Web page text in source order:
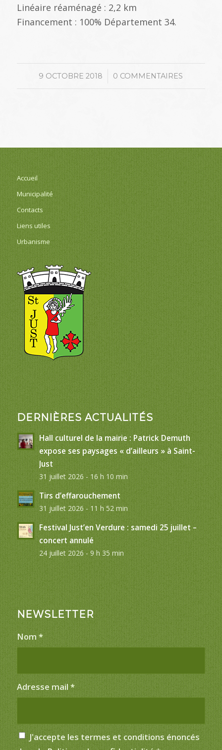
Linéaire réaménagé : 2,2 km
Financement : 100% Département 34.
9 OCTOBRE 2018
/ 0 COMMENTAIRES
Accueil
Municipalité
Contacts
Liens utiles
Urbanisme
DERNIÈRES ACTUALITÉS
Hall culturel de la mairie : Patrick Demuth
expose ses paysages « d’ailleurs » à Saint-
Just
31 juillet 2026 - 16 h 10 min
Tirs d’effarouchement
31 juillet 2026 - 11 h 52 min
Festival Just’en Verdure : samedi 25 juillet –
concert annulé
24 juillet 2026 - 9 h 35 min
NEWSLETTER
Nom *
Adresse mail *
J'accepte les termes et conditions énoncés